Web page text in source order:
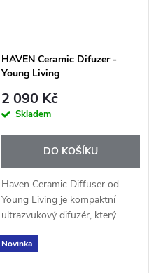
HAVEN Ceramic Difuzer -
Young Living
2 090 Kč
Skladem
DO KOŠÍKU
Haven Ceramic Diffuser od
Young Living je kompaktní
ultrazvukový difuzér, který
jemně provoní menší prostor a
zároveň slouží jako stylové
Novinka